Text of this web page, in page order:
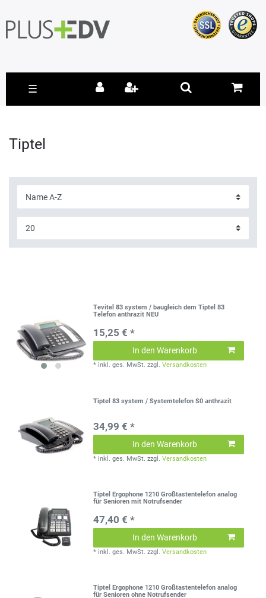
☰
Tiptel
Tevitel 83 system / baugleich dem Tiptel 83
Telefon anthrazit NEU
15,25 € *
In den Warenkorb
* inkl. ges. MwSt. zzgl.Versandkosten
Tiptel 83 system / Systemtelefon S0 anthrazit
34,99 € *
In den Warenkorb
* inkl. ges. MwSt. zzgl.Versandkosten
Tiptel Ergophone 1210 Großtastentelefon analog
für Senioren mit Notrufsender
47,40 € *
In den Warenkorb
* inkl. ges. MwSt. zzgl.Versandkosten
Tiptel Ergophone 1210 Großtastentelefon analog
für Senioren ohne Notrufsender